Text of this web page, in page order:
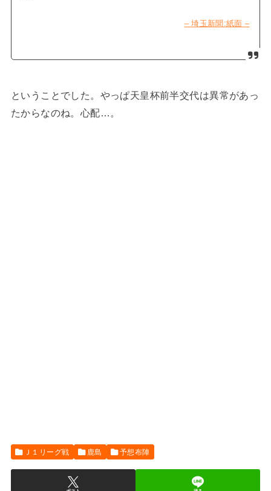
– 埼玉新聞:紙面 –
ということでした。やっぱ天皇杯前半交代は異常があっ
たからなのね。心配…。
Ｊ１リーグ戦 鹿島 予想布陣